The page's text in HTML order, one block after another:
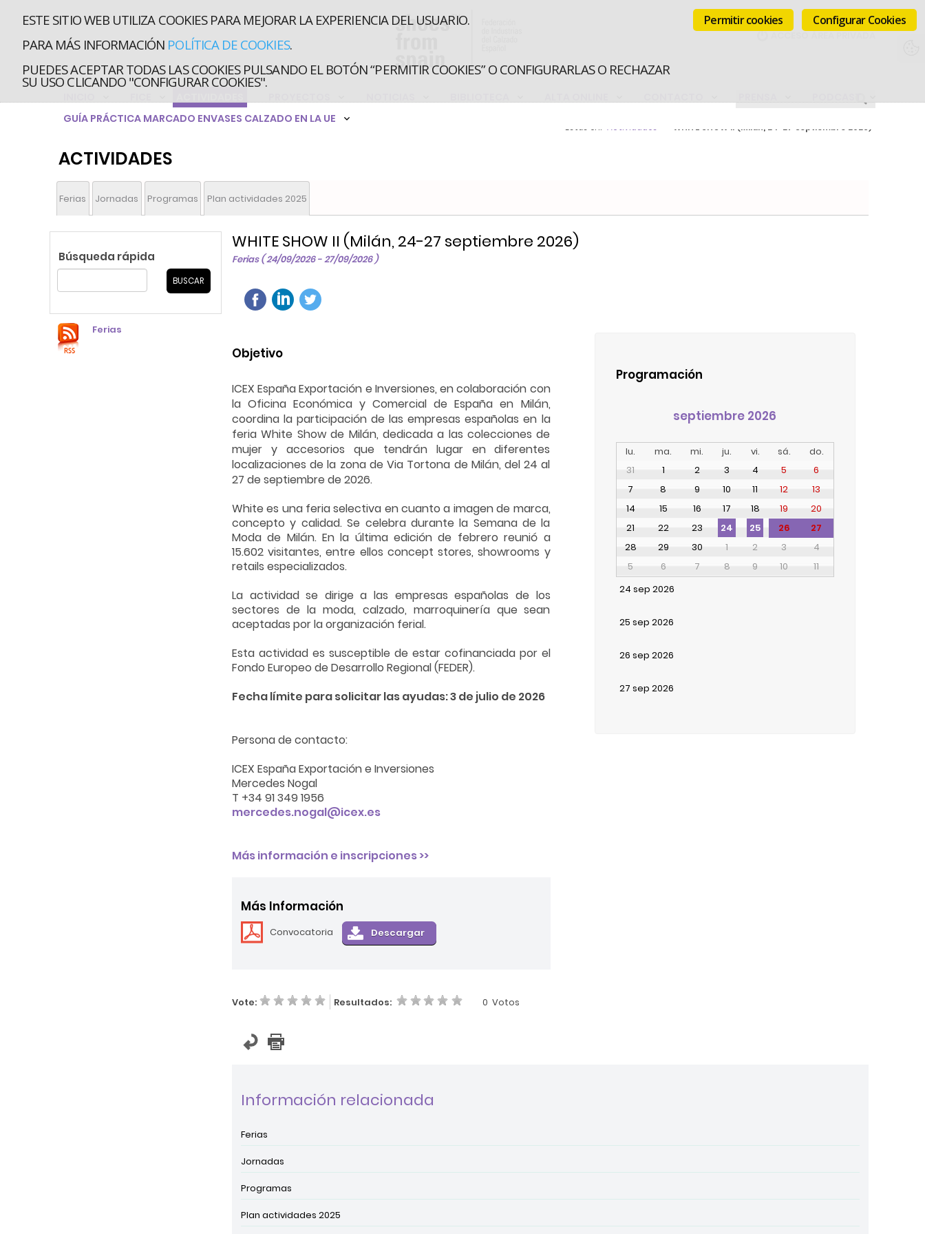
ESTE SITIO WEB UTILIZA COOKIES PARA MEJORAR LA EXPERIENCIA DEL USUARIO.
PARA MÁS INFORMACIÓN POLÍTICA DE COOKIES.
PUEDES ACEPTAR TODAS LAS COOKIES PULSANDO EL BOTÓN “PERMITIR COOKIES” O CONFIGURARLAS O RECHAZAR
SU USO CLICANDO "CONFIGURAR COOKIES".
Configurar Cookies
Permitir cookies
GUÍA PRÁCTICA MARCADO ENVASES CALZADO EN LA UE
Estás en: Actividades WHITE SHOW II (Milán, 24-27 septiembre 2026)
ACTIVIDADES
Ferias Jornadas Programas Plan actividades 2025
WHITE SHOW II (Milán, 24-27 septiembre 2026)
Ferias ( 24/09/2026 - 27/09/2026 )
Objetivo
ICEX España Exportación e Inversiones, en colaboración con
la Oficina Económica y Comercial de España en Milán,
coordina la participación de las empresas españolas en la
feria White Show de Milán, dedicada a las colecciones de
mujer y accesorios que tendrán lugar en diferentes
localizaciones de la zona de Via Tortona de Milán, del 24 al
27 de septiembre de 2026.
White es una feria selectiva en cuanto a imagen de marca,
concepto y calidad. Se celebra durante la Semana de la
Moda de Milán. En la última edición de febrero reunió a
15.602 visitantes, entre ellos concept stores, showrooms y
retails especializados.
La actividad se dirige a las empresas españolas de los
sectores de la moda, calzado, marroquinería que sean
aceptadas por la organización ferial.
Esta actividad es susceptible de estar cofinanciada por el
Fondo Europeo de Desarrollo Regional (FEDER).
Fecha límite para solicitar las ayudas: 3 de julio de 2026
Persona de contacto:
ICEX España Exportación e Inversiones
Mercedes Nogal
T +34 91 349 1956
mercedes.nogal@icex.es
Más información e inscripciones >>
Programación
septiembre 2026
lu. ma. mi. ju. vi. sá.
do.
31
1 2 3 4 5
6
7
8 9 10 11 12
13
14
15 16 17 18 19
20
21
22 23 24 25 26
27
28
29 30 1 2 3
4
5
6 7 8 9 10
11
24 sep 2026
25 sep 2026
26 sep 2026
27 sep 2026
Más Información
Convocatoria
Vote: Resultados: 0 Votos
Información relacionada
Ferias
Jornadas
Programas
Plan actividades 2025
Búsqueda rápida
Ferias